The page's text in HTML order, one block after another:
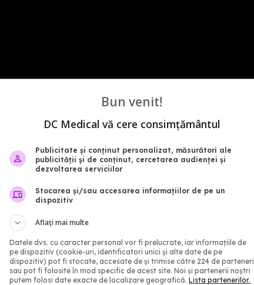
Bun venit!
DC Medical vă cere consimțământul
Publicitate și conținut personalizat, măsurători ale
publicității și de conținut, cercetarea audienței și
dezvoltarea serviciilor
Stocarea și/sau accesarea informațiilor de pe un
dispozitiv
Aflați mai multe
Datele dvs. cu caracter personal vor fi prelucrate, iar informațiile de
pe dispozitiv (cookie-uri, identificatori unici și alte date de pe
dispozitiv) pot fi stocate, accesate de și trimise către 224 de parteneri
sau pot fi folosite în mod specific de acest site. Noi și partenerii noștri
putem folosi date exacte de localizare geografică. Lista partenerilor.